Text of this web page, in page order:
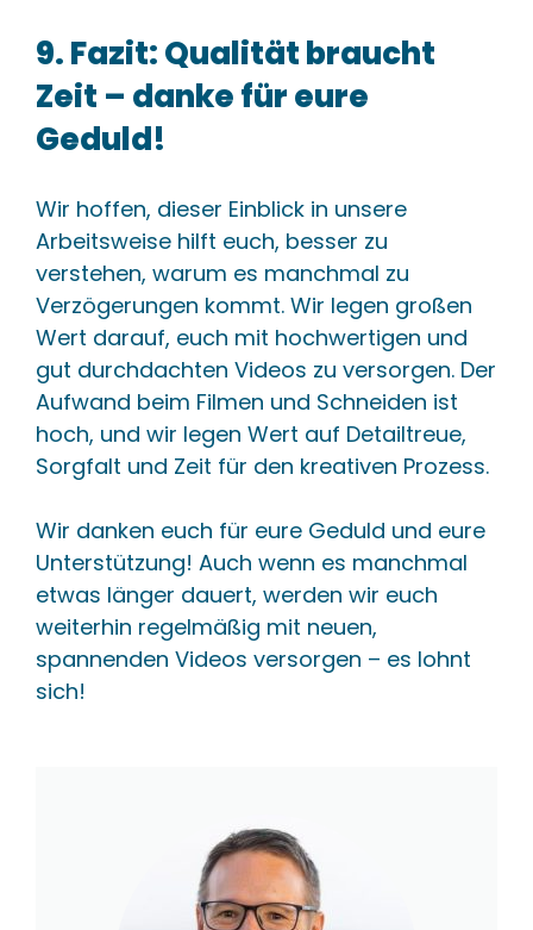
9. Fazit: Qualität braucht
Zeit – danke für eure
Geduld!
Wir hoffen, dieser Einblick in unsere
Arbeitsweise hilft euch, besser zu
verstehen, warum es manchmal zu
Verzögerungen kommt. Wir legen großen
Wert darauf, euch mit hochwertigen und
gut durchdachten Videos zu versorgen. Der
Aufwand beim Filmen und Schneiden ist
hoch, und wir legen Wert auf Detailtreue,
Sorgfalt und Zeit für den kreativen Prozess.
Wir danken euch für eure Geduld und eure
Unterstützung! Auch wenn es manchmal
etwas länger dauert, werden wir euch
weiterhin regelmäßig mit neuen,
spannenden Videos versorgen – es lohnt
sich!